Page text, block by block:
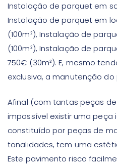
Instalação de parquet em
Instalação de parquet em
(100m²), Instalação de
(100m²), Instalação de
750€ (30m²). E, mesmo
exclusiva, a manutenção
Afinal (com tantas peças
impossível existir uma peça
constituído por peças de
tonalidades, tem uma
Este pavimento risca